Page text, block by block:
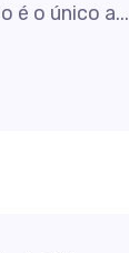
é o único a...